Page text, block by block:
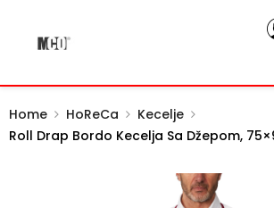
Home HoReCa
Kecelje
Roll Drap Bordo Kecelja Sa Džepom,